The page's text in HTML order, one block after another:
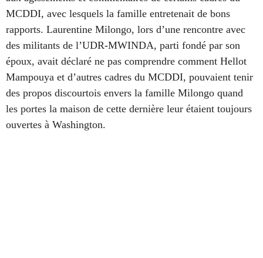
MCDDI, avec lesquels la famille entretenait de bons
rapports. Laurentine Milongo, lors d’une rencontre avec
des militants de l’UDR-MWINDA, parti fondé par son
époux, avait déclaré ne pas comprendre comment Hellot
Mampouya et d’autres cadres du MCDDI, pouvaient tenir
des propos discourtois envers la famille Milongo quand
les portes la maison de cette dernière leur étaient toujours
ouvertes à Washington.